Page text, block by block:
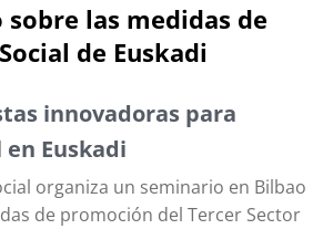
las medidas de
de Euskadi
innovadoras para
Euskadi
organiza un seminario en Bilbao
de promoción del Tercer Sector